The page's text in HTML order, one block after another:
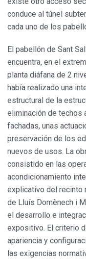
conduce al túnel
cada uno de los
El pabellón de Sant
encuentra, en el
planta diáfana de 2
había realizado una
estructural de la
eliminación de techos
fachadas, unas
preservación de los
nuevos de usos. La
consistido en las
acondicionamiento
explicativo del recinto
de Lluís Domènech i
el desarrollo e
expositivo. El criterio
apariencia y
las exigencias